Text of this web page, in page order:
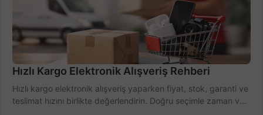
Hızlı Kargo Elektronik Alışveriş Rehberi
Hızlı kargo elektronik alışveriş yaparken fiyat, stok, garanti ve
teslimat hızını birlikte değerlendirin. Doğru seçimle zaman ve